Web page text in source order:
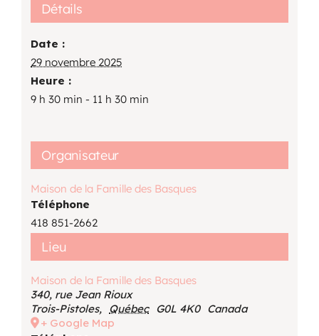
Détails
Date :
29 novembre 2025
Heure :
9 h 30 min - 11 h 30 min
Lieu
Maison de la Famille des Basques
340, rue Jean Rioux
Trois-Pistoles, Québec G0L 4K0 Canada
+ Google Map
Organisateur
Maison de la Famille des Basques
Téléphone
418 851-2662